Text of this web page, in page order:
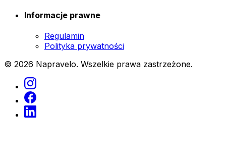
Informacje prawne
Regulamin
Polityka prywatności
© 2026 Napravelo. Wszelkie prawa zastrzeżone.